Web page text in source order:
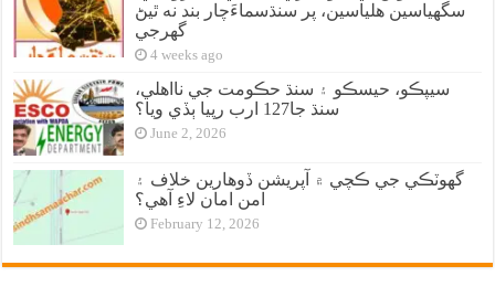
سگهياسين هلياسين، پر سنڌسماءَچار بند نه ٿيڻ
گهرجي
4 weeks ago
سيپڪو، حيسڪو ۽ سنڌ حڪومت جي نااهلي،
سنڌ جا127 ارب رپيا ٻڏي ويا؟
June 2, 2026
گهوٽڪي جي ڪچي ۾ آپريشن ڏوهارين خلاف ۽
امن امان لاءِ آهي؟
February 12, 2026